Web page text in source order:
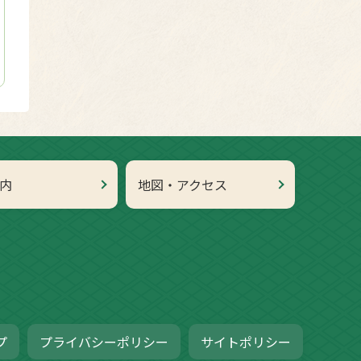
地図・アクセス
プライバシーポリシー サイトポリシー